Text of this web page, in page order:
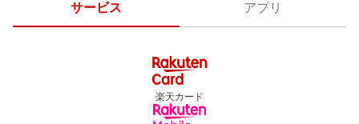
サービス アプリ
楽天カード